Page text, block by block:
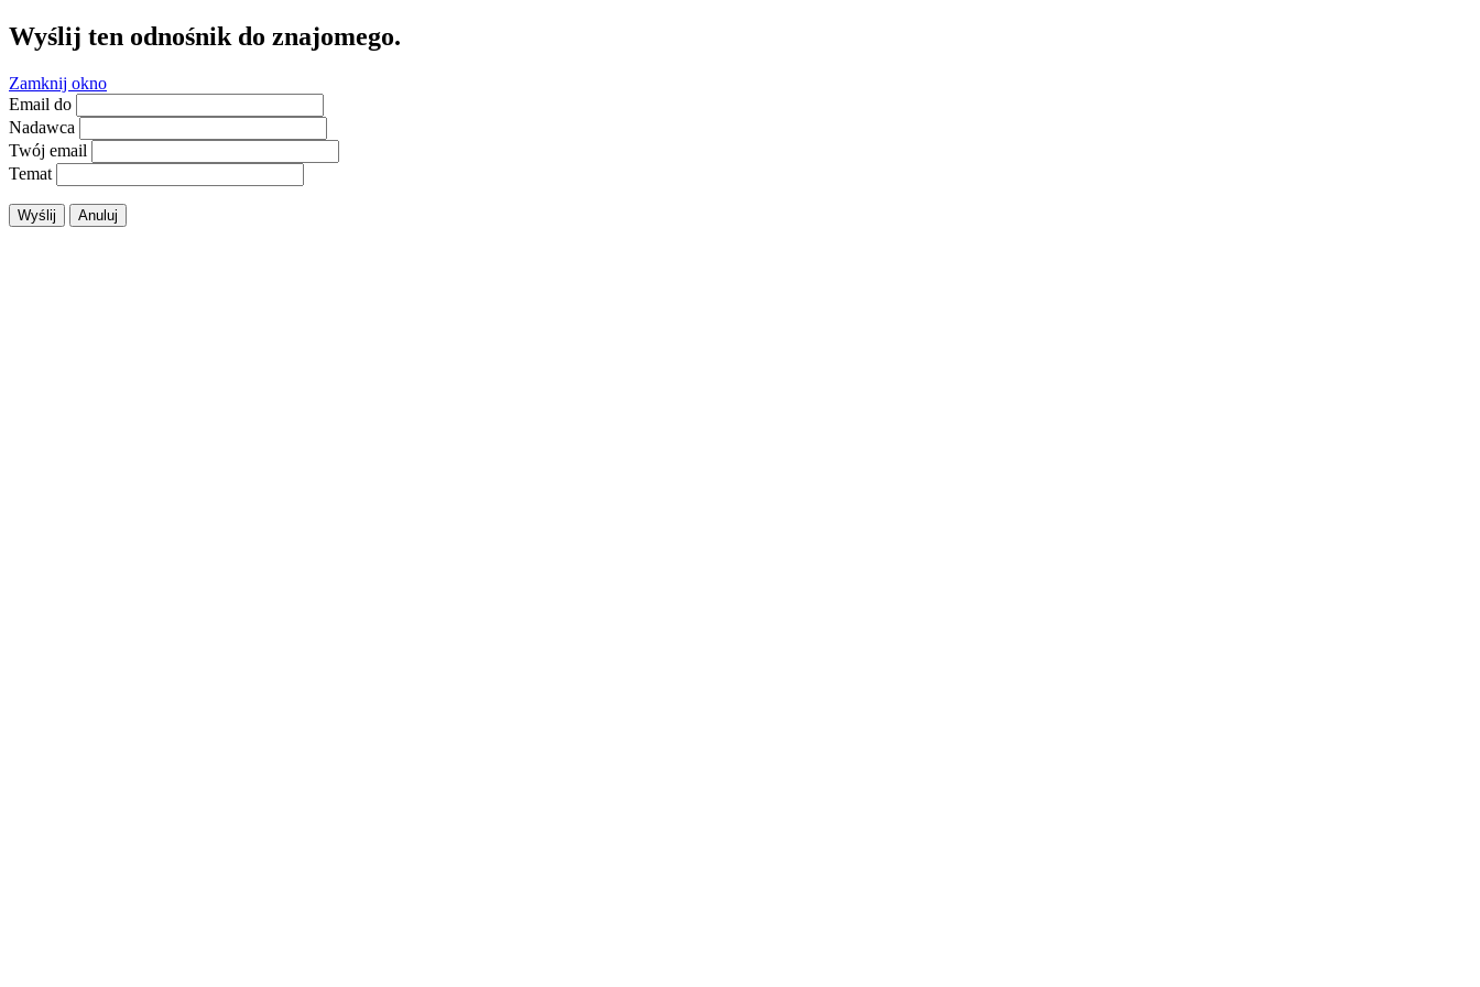
Wyślij ten odnośnik do znajomego.
Zamknij okno
Email do
Nadawca
Twój email
Temat
Wyślij Anuluj